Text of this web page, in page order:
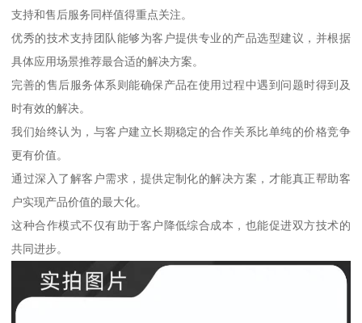
支持和售后服务同样值得重点关注。
优秀的技术支持团队能够为客户提供专业的产品选型建议，并根据
具体应用场景推荐最合适的解决方案。
完善的售后服务体系则能确保产品在使用过程中遇到问题时得到及
时有效的解决。
我们始终认为，与客户建立长期稳定的合作关系比单纯的价格竞争
更有价值。
通过深入了解客户需求，提供定制化的解决方案，才能真正帮助客
户实现产品价值的最大化。
这种合作模式不仅有助于客户降低综合成本，也能促进双方技术的
共同进步。